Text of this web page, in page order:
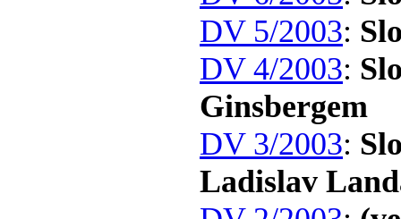
DV 5/2003:
DV 4/2003:
Ginsbergem
DV 3/2003:
Ladislav